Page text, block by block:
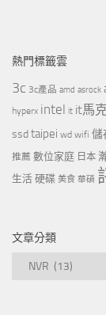
熱門標籤雲
3c 3c產品 amd asrock
hyperx intel it it馬
ssdtaipei wd wifi 儲
推薦 數位家庭 日本
生活 硬碟 美食 華碩
文章分類